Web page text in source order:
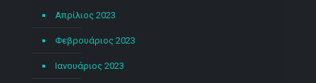
Απρίλιος 2023
Φεβρουάριος 2023
Ιανουάριος 2023